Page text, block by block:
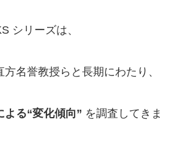
シリーズは、
名誉教授らと長期にわたり、
よる“変化傾向” を調査してきま